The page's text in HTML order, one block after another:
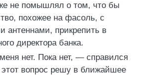
не помышлял о том, что бы
похожее на фасоль, с
антеннами, прикрепить в
директора банка.
нет. Пока нет, — справился
вопрос решу в ближайшее